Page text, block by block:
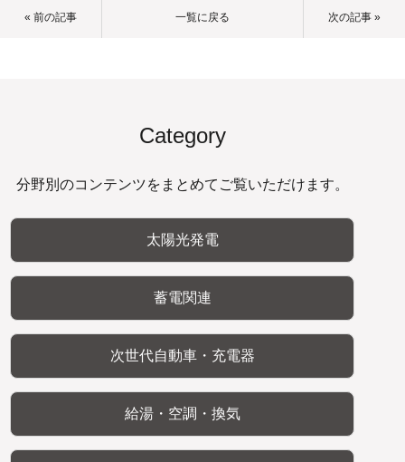
« 前の記事 一覧に戻る 次の記事 »
Category
分野別のコンテンツをまとめてご覧いただけます。
太陽光発電
蓄電関連
次世代自動車・充電器
給湯・空調・換気